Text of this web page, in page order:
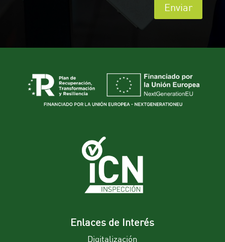
Enviar
Enlaces de Interés
Digitalización